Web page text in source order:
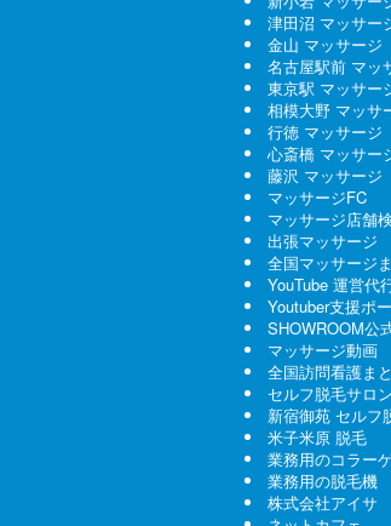
津田沼 マッサー
金山 マッサージ
名古屋駅前 マッ
東京駅 マッサー
相模大野 マッサ
行徳 マッサージ
心斎橋 マッサー
藤沢 マッサージ
マッサージFC
マッサージ店舗
出張マッサージ
全国マッサージ
YouTube 運営代
Youtuber支援ポ
SHOWROOM公
マッサージ動画
全国訪問看護ま
セルフ脱毛サロン
新宿御苑 セルフ
米子米原 脱毛
業務用のコラー
業務用の脱毛機
株式会社アイサ